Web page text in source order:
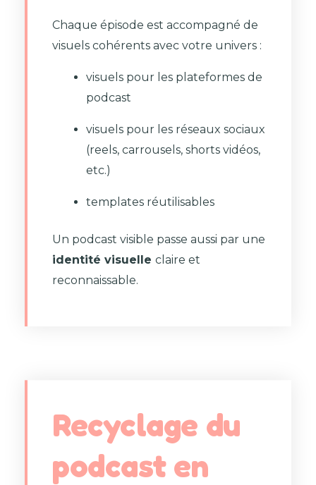
Chaque épisode est accompagné de
visuels cohérents avec votre univers :
visuels pour les plateformes de
podcast
visuels pour les réseaux sociaux
(reels, carrousels, shorts vidéos,
etc.)
templates réutilisables
Un podcast visible passe aussi par une
identité visuelle claire et
reconnaissable.
Recyclage du
podcast en